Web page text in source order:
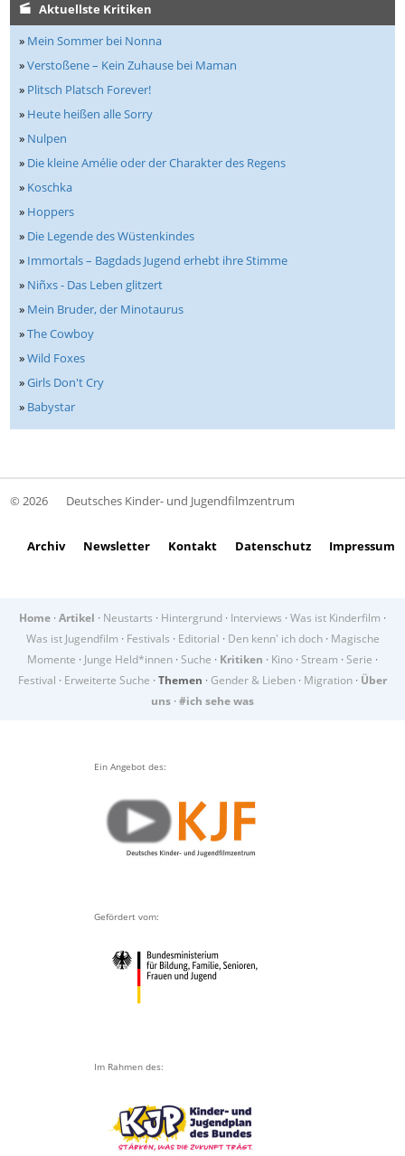
Aktuellste Kritiken
» Mein Sommer bei Nonna
»Verstoßene – Kein Zuhause bei Maman
» Plitsch Platsch Forever!
» Heute heißen alle Sorry
» Nulpen
» Die kleine Amélie oder der Charakter des Regens
» Koschka
» Hoppers
» Die Legende des Wüstenkindes
» Immortals – Bagdads Jugend erhebt ihre Stimme
» Niñxs - Das Leben glitzert
» Mein Bruder, der Minotaurus
»The Cowboy
»Wild Foxes
»Girls Don't Cry
» Babystar
© 2026 Deutsches Kinder- und Jugendfilmzentrum
Archiv Newsletter Kontakt Datenschutz Impressum
Home · Artikel · Neustarts · Hintergrund · Interviews · Was ist Kinderfilm ·
Was ist Jugendfilm · Festivals · Editorial · Den kenn' ich doch· Magische
Momente · Junge Held*innen · Suche · Kritiken · Kino · Stream · Serie ·
Festival · Erweiterte Suche · Themen · Gender & Lieben · Migration · Über
uns · #ich sehe was
Ein Angebot des:
Gefördert vom:
Im Rahmen des: